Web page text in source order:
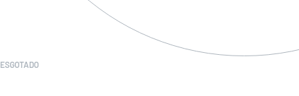
ESGOTADO